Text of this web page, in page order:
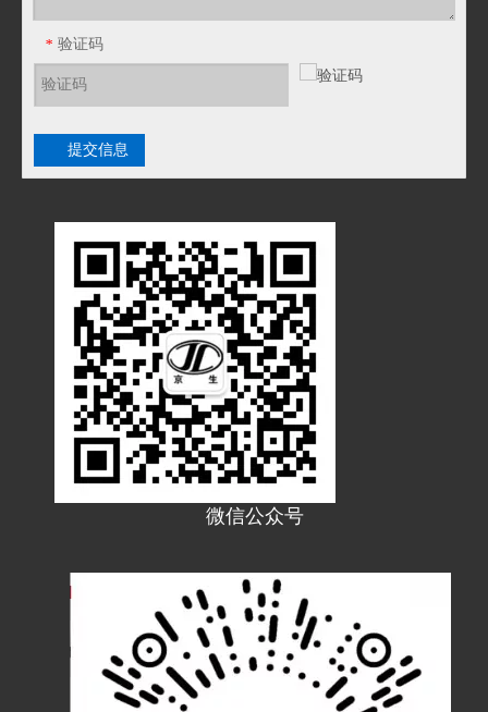
* 验证码
提交信息
微信公众号